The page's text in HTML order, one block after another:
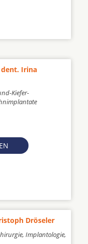
dent. Irina
Kiefer-
Dröseler
Implantologie,